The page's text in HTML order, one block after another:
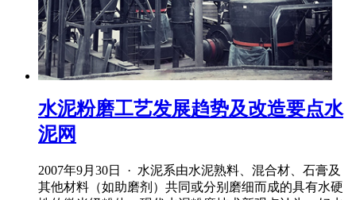
水泥粉磨工艺发展趋势及改造要点水
泥网
2007年9月30日 · 水泥系由水泥熟料、混合材、石膏及
其他材料（如助磨剂）共同或分别磨细而成的具有水硬